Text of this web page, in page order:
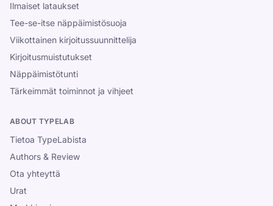
Ilmaiset lataukset
Tee-se-itse näppäimistösuoja
Viikottainen kirjoitussuunnittelija
Kirjoitusmuistutukset
Näppäimistötunti
Tärkeimmät toiminnot ja vihjeet
ABOUT TYPELAB
Tietoa TypeLabista
Authors & Review
Ota yhteyttä
Urat